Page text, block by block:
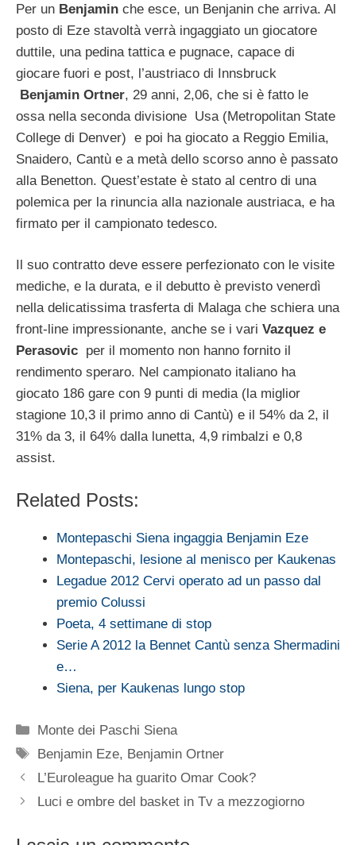
Per un Benjamin che esce, un Benjanin che arriva. Al
posto di Eze stavoltà verrà ingaggiato un giocatore
duttile, una pedina tattica e pugnace, capace di
giocare fuori e post, l’austriaco di Innsbruck
Benjamin Ortner, 29 anni, 2,06, che si è fatto le
ossa nella seconda divisione Usa (Metropolitan State
College di Denver) e poi ha giocato a Reggio Emilia,
Snaidero, Cantù e a metà dello scorso anno è passato
alla Benetton. Quest’estate è stato al centro di una
polemica per la rinuncia alla nazionale austriaca, e ha
firmato per il campionato tedesco.
Il suo contratto deve essere perfezionato con le visite
mediche, e la durata, e il debutto è previsto venerdì
nella delicatissima trasferta di Malaga che schiera una
front-line impressionante, anche se i vari Vazquez e
Perasovic per il momento non hanno fornito il
rendimento speraro. Nel campionato italiano ha
giocato 186 gare con 9 punti di media (la miglior
stagione 10,3 il primo anno di Cantù) e il 54% da 2, il
31% da 3, il 64% dalla lunetta, 4,9 rimbalzi e 0,8
assist.
Related Posts:
Montepaschi Siena ingaggia Benjamin Eze
Montepaschi, lesione al menisco per Kaukenas
Legadue 2012 Cervi operato ad un passo dal
premio Colussi
Poeta, 4 settimane di stop
Serie A 2012 la Bennet Cantù senza Shermadini
e…
Siena, per Kaukenas lungo stop
Categorie
Monte dei Paschi Siena
Tag
Benjamin Eze, Benjamin Ortner
L’Euroleague ha guarito Omar Cook?
Luci e ombre del basket in Tv a mezzogiorno